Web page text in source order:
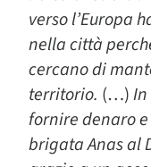
verso l’Europa
nella città
cercano di
territorio. (…)
fornire denaro
brigata Anas al